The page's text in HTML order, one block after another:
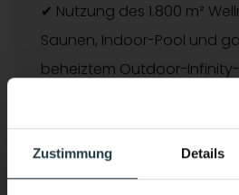
Zustimmung Details
✔ Nutzung des 1.800 m²
Saunen, Indoor-Pool und
beheiztem Outdoor-
✔ Teilnahme am